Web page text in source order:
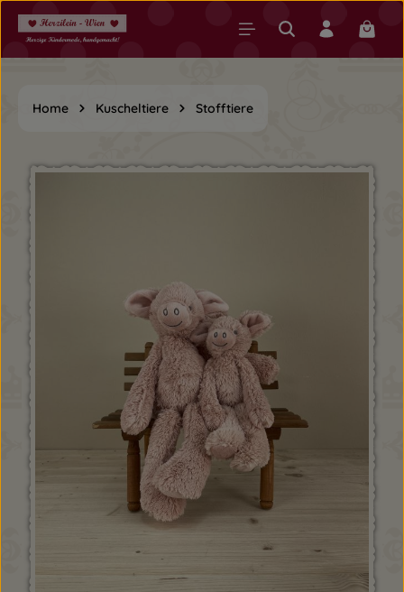
Zum Hauptinhalt springen
Home Kuscheltiere Stofftiere
Bildergalerie überspringen